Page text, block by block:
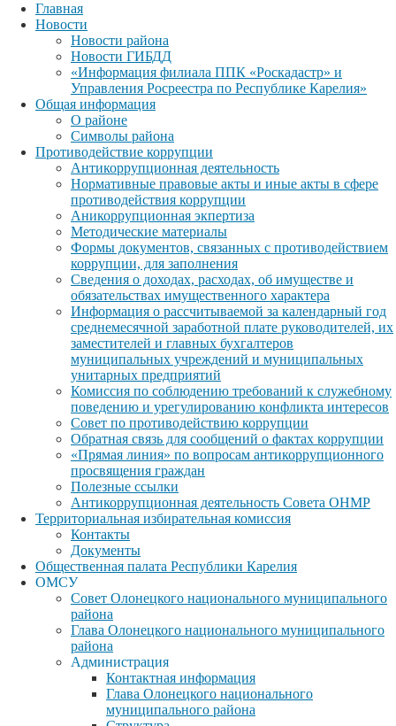
Главная
Новости
Новости района
Новости ГИБДД
«Информация филиала ППК «Роскадастр» и
Управления Росреестра по Республике Карелия»
Общая информация
О районе
Символы района
Противодействие коррупции
Антикоррупционная деятельность
Нормативные правовые акты и иные акты в сфере
противодействия коррупции
Аникоррупционная экпертиза
Методические материалы
Формы документов, связанных с противодействием
коррупции, для заполнения
Сведения о доходах, расходах, об имуществе и
обязательствах имущественного характера
Информация о рассчитываемой за календарный год
среднемесячной заработной плате руководителей, их
заместителей и главных бухгалтеров
муниципальных учреждений и муниципальных
унитарных предприятий
Комиссия по соблюдению требований к служебному
поведению и урегулированию конфликта интересов
Совет по противодействию коррупции
Обратная связь для сообщений о фактах коррупции
«Прямая линия» по вопросам антикоррупционного
просвящения граждан
Полезные ссылки
Антикоррупционная деятельность Совета ОНМР
Территориальная избирательная комиссия
Контакты
Документы
Общественная палата Республики Карелия
ОМСУ
Совет Олонецкого национального муниципального
района
Глава Олонецкого национального муниципального
района
Администрация
Контактная информация
Глава Олонецкого национального
муниципального района